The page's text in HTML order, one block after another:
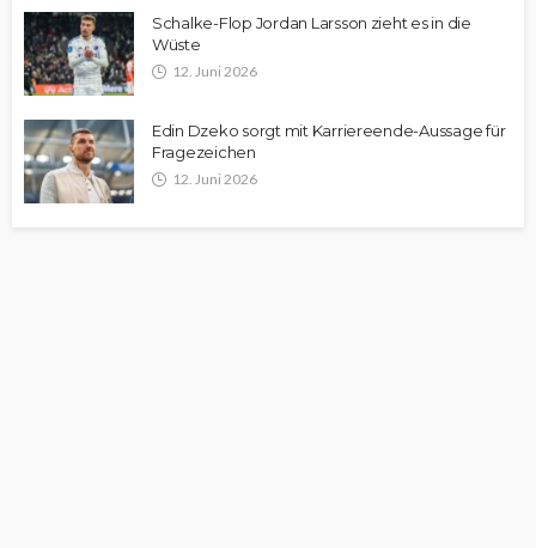
Schalke-Flop Jordan Larsson zieht es in die
Wüste
12. Juni 2026
Edin Dzeko sorgt mit Karriereende-Aussage für
Fragezeichen
12. Juni 2026